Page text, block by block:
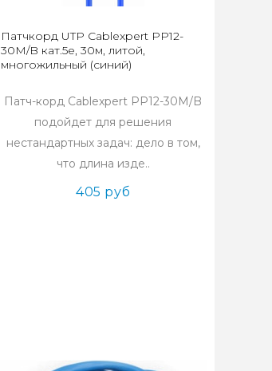
Патчкорд UTP Cablexpert PP12-
30M/B кат.5e, 30м, литой,
многожильный (синий)
Патч-корд Cablexpert PP12-30M/B
подойдет для решения
нестандартных задач: дело в том,
что длина изде..
405 руб